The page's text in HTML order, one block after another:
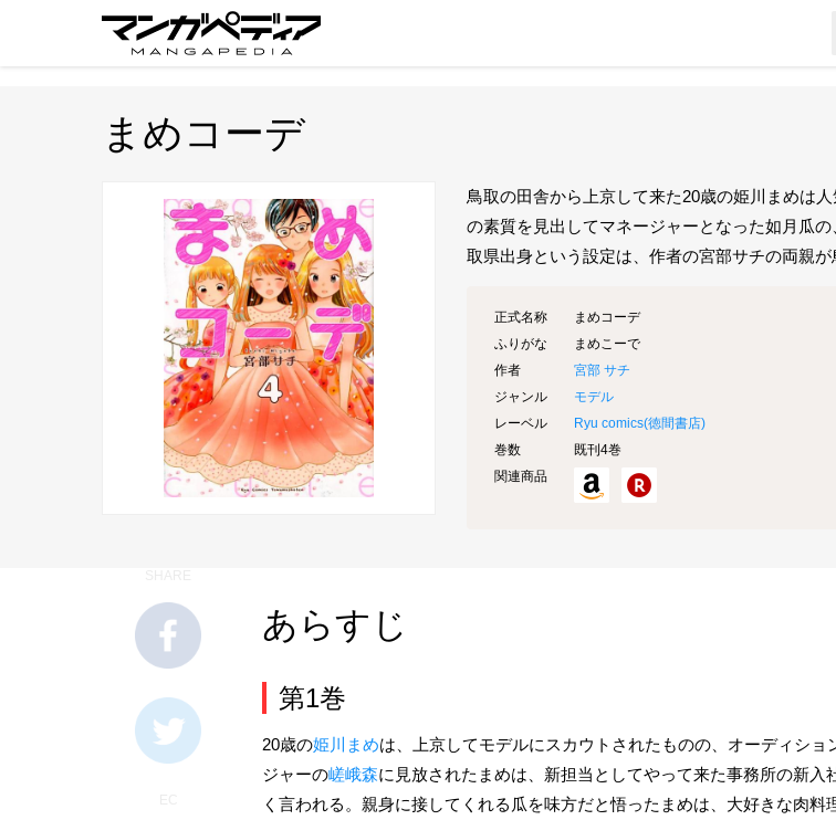
まめコーデ
鳥取の田舎から上京して来た20歳の姫川まめは
の素質を見出してマネージャーとなった如月瓜
取県出身という設定は、作者の宮部サチの両親が
正式名称
まめコーデ
ふりがな
まめこーで
作者
宮部 サチ
ジャンル
モデル
レーベル
Ryu comics(徳間書店)
巻数
既刊4巻
関連商品
あらすじ
第1巻
20歳の姫川まめは、上京してモデルにスカウトされたものの、オーディシ
ジャーの嵯峨森に見放されたまめは、新担当としてやって来た事務所の新入
く言われる。親身に接してくれる瓜を味方だと悟ったまめは、大好きな肉